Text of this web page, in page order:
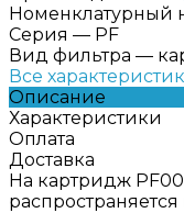
Номенклатурный
Серия — PF
Вид фильтра —
Все
Описание
Характеристики
Оплата
Доставка
На картридж
распространяется